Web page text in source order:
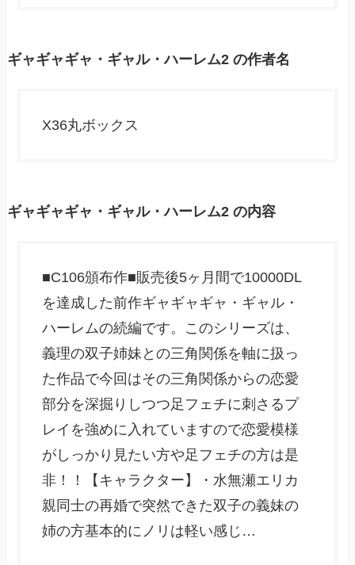
ギャギャギャ・ギャル・ハーレム2 の作者名
X36丸ボックス
ギャギャギャ・ギャル・ハーレム2 の内容
■C106頒布作■販売後5ヶ月間で10000DL
を達成した前作ギャギャギャ・ギャル・
ハーレムの続編です。このシリーズは、
義理の双子姉妹との三角関係を軸に扱っ
た作品で今回はその三角関係からの恋愛
部分を深掘りしつつ足フェチに刺さるプ
レイを強めに入れていますので恋愛模様
がしっかり見たい方や足フェチの方は是
非！！【キャラクター】・水無瀬エリカ
親同士の再婚で突然できた双子の義妹の
姉の方基本的にノリは軽い感じ…